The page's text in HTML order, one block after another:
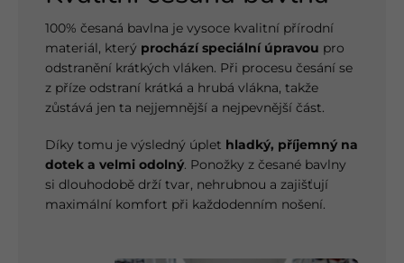
100% česaná bavlna je vysoce kvalitní přírodní
materiál, který prochází speciální úpravou pro
odstranění krátkých vláken. Při procesu česání se
z příze odstraní krátká a hrubá vlákna, takže
zůstává jen ta nejjemnější a nejpevnější část.
Díky tomu je výsledný úplet hladký, příjemný na
dotek a velmi odolný. Ponožky z česané bavlny
si dlouhodobě drží tvar, nehrubnou a zajišťují
maximální komfort při každodenním nošení.